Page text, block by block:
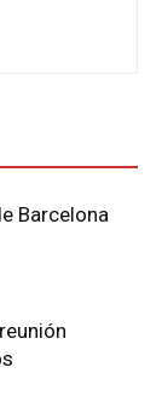
Barcelona